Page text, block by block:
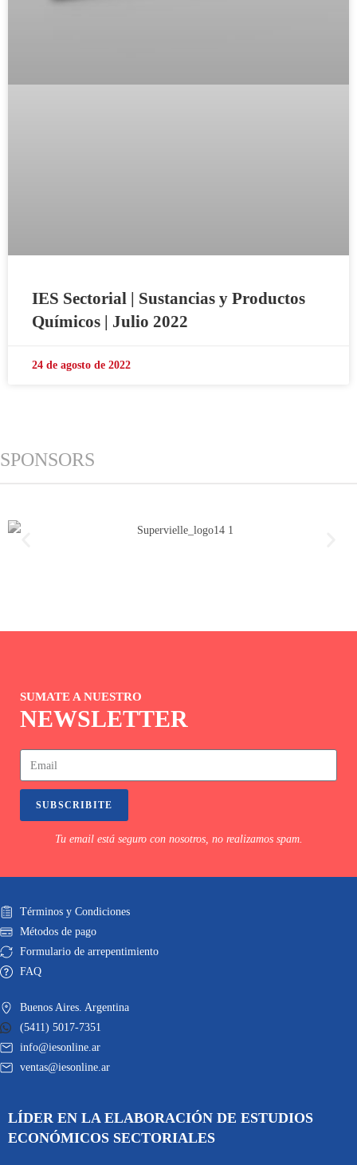
IES Sectorial | Sustancias y Productos
Químicos | Julio 2022
24 de agosto de 2022
SPONSORS
SUMATE A NUESTRO
NEWSLETTER
SUBSCRIBITE
Tu email está seguro con nosotros, no realizamos spam.
Términos y Condiciones
Métodos de pago
Formulario de arrepentimiento
FAQ
Buenos Aires. Argentina
(5411) 5017-7351
info@iesonline.ar
ventas@iesonline.ar
LÍDER EN LA ELABORACIÓN DE ESTUDIOS
ECONÓMICOS SECTORIALES